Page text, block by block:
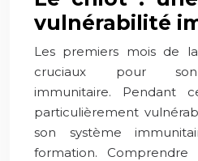
vulnérabilité
Les premiers mois de
cruciaux pour son
immunitaire. Pendant
particulièrement
son système
formation.